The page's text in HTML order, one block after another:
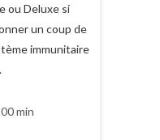
ou Deluxe si
un coup de
immunitaire
min